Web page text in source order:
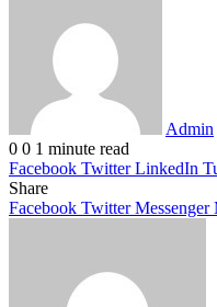
Admin
0 0 1 minute read
Facebook Twitter LinkedIn
Share
Facebook Twitter Messenger